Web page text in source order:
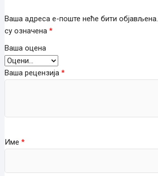
Ваша адреса е-поште неће бити објављена.
су означена *
Ваша оцена
Ваша рецензија *
Име *